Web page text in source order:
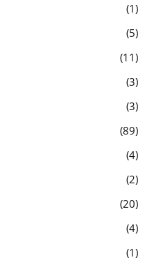
1
5
11
3
3
89
4
2
20
4
1